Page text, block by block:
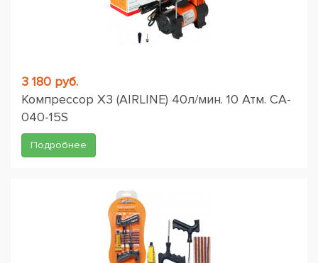
3 180 руб.
Компрессор X3 (AIRLINE) 40л/мин. 10 Атм. CA-
040-15S
Подробнее